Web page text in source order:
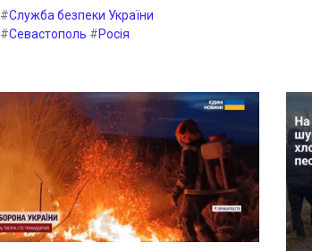
#Служба безпеки України
#Севастополь #Росія